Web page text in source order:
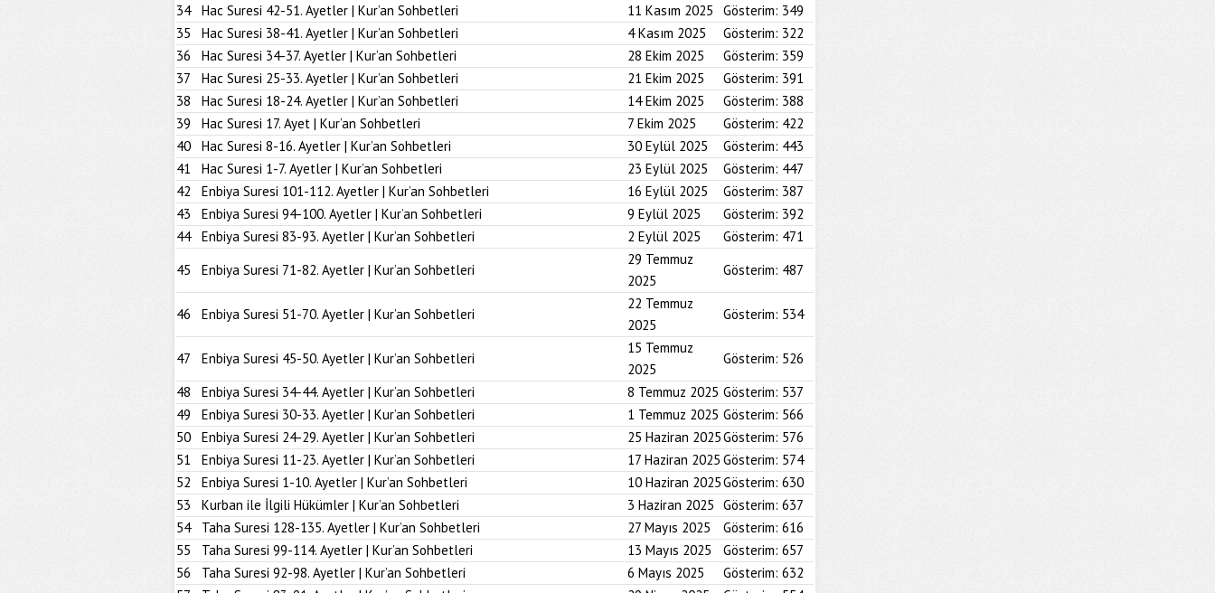
34
Hac Suresi 42-51. Ayetler | Kur’an Sohbetleri 11 Kasım 2025 Gösterim: 349
35
Hac Suresi 38-41. Ayetler | Kur’an Sohbetleri 4 Kasım 2025 Gösterim: 322
36
Hac Suresi 34-37. Ayetler | Kur’an Sohbetleri 28 Ekim 2025 Gösterim: 359
37
Hac Suresi 25-33. Ayetler | Kur’an Sohbetleri 21 Ekim 2025 Gösterim: 391
38
Hac Suresi 18-24. Ayetler | Kur’an Sohbetleri 14 Ekim 2025 Gösterim: 388
39
Hac Suresi 17. Ayet | Kur’an Sohbetleri 7 Ekim 2025 Gösterim: 422
40
Hac Suresi 8-16. Ayetler | Kur’an Sohbetleri 30 Eylül 2025 Gösterim: 443
41
Hac Suresi 1-7. Ayetler | Kur’an Sohbetleri 23 Eylül 2025 Gösterim: 447
42
Enbiya Suresi 101-112. Ayetler | Kur’an Sohbetleri 16 Eylül 2025 Gösterim: 387
43
Enbiya Suresi 94-100. Ayetler | Kur’an Sohbetleri 9 Eylül 2025 Gösterim: 392
44
Enbiya Suresi 83-93. Ayetler | Kur’an Sohbetleri 2 Eylül 2025 Gösterim: 471
45
Enbiya Suresi 71-82. Ayetler | Kur’an Sohbetleri
29 Temmuz
2025
Gösterim: 487
46 Enbiya Suresi 51-70. Ayetler | Kur’an Sohbetleri
22 Temmuz
2025
Gösterim: 534
47 Enbiya Suresi 45-50. Ayetler | Kur’an Sohbetleri
15 Temmuz
2025
Gösterim: 526
48
Enbiya Suresi 34-44. Ayetler | Kur’an Sohbetleri 8 Temmuz 2025 Gösterim: 537
49
Enbiya Suresi 30-33. Ayetler | Kur’an Sohbetleri 1 Temmuz 2025 Gösterim: 566
50
Enbiya Suresi 24-29. Ayetler | Kur’an Sohbetleri 25 Haziran 2025Gösterim: 576
51
Enbiya Suresi 11-23. Ayetler | Kur’an Sohbetleri 17 Haziran 2025 Gösterim: 574
52
Enbiya Suresi 1-10. Ayetler | Kur’an Sohbetleri 10 Haziran 2025Gösterim: 630
53
Kurban ile İlgili Hükümler | Kur’an Sohbetleri 3 Haziran 2025 Gösterim: 637
54
Taha Suresi 128-135. Ayetler | Kur’an Sohbetleri 27 Mayıs 2025 Gösterim: 616
55
Taha Suresi 99-114. Ayetler | Kur’an Sohbetleri 13 Mayıs 2025 Gösterim: 657
56
Taha Suresi 92-98. Ayetler | Kur’an Sohbetleri 6 Mayıs 2025 Gösterim: 632